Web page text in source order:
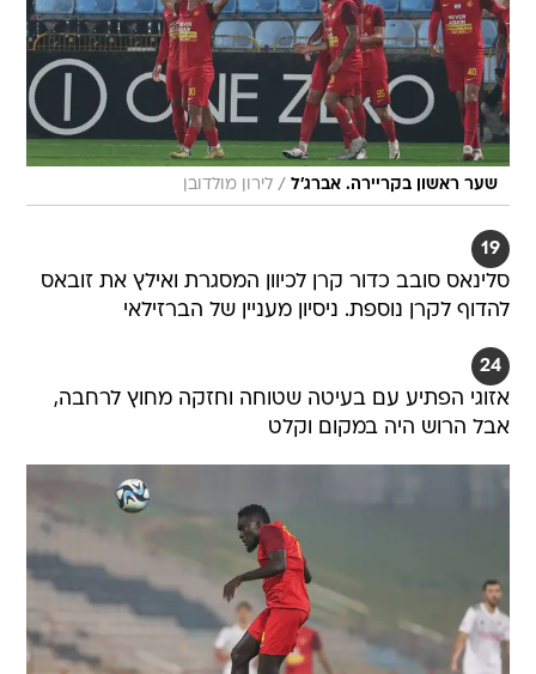
שער ראשון בקריירה. אברג'ל / לירון מולדובן
19
סלינאס סובב כדור קרן לכיוון המסגרת ואילץ את זובאס
להדוף לקרן נוספת. ניסיון מעניין של הברזילאי
24
אזוגי הפתיע עם בעיטה שטוחה וחזקה מחוץ לרחבה,
אבל הרוש היה במקום וקלט